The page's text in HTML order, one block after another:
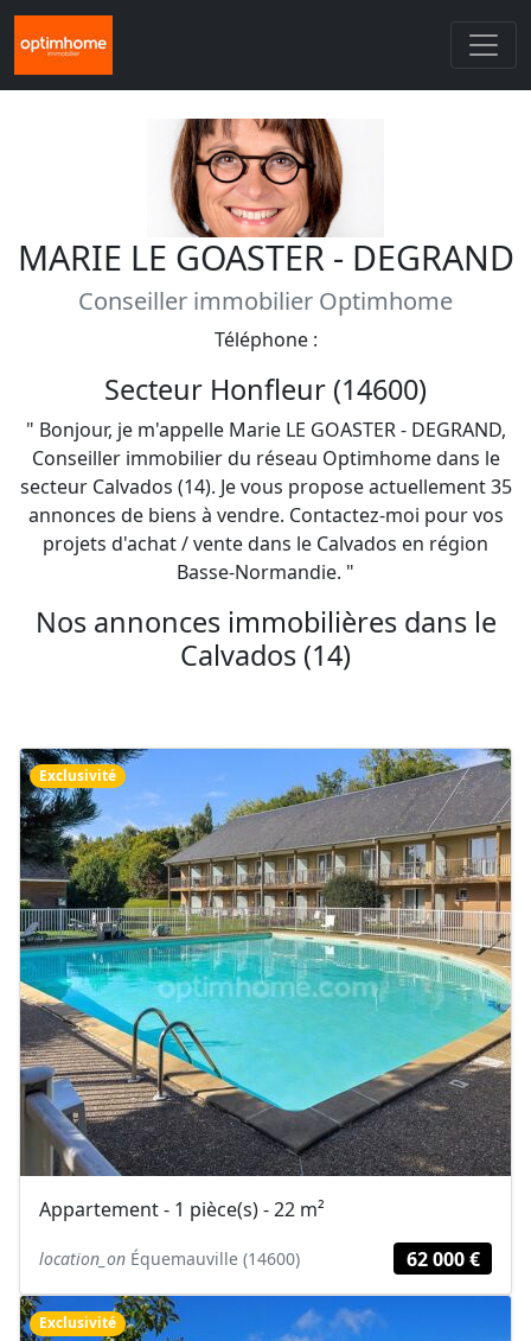
MARIE LE GOASTER - DEGRAND
Conseiller immobilier Optimhome
Téléphone :
Secteur Honfleur (14600)
" Bonjour, je m'appelle Marie LE GOASTER - DEGRAND,
Conseiller immobilier du réseau Optimhome dans le
secteur Calvados (14). Je vous propose actuellement 35
annonces de biens à vendre. Contactez-moi pour vos
projets d'achat / vente dans le Calvados en région
Basse-Normandie. "
Nos annonces immobilières dans le
Calvados (14)
Exclusivité
Appartement - 1 pièce(s) - 22 m²
location_on Équemauville (14600) 62 000 €
Exclusivité